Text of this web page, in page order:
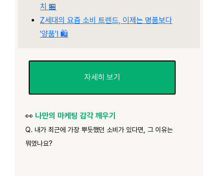
치 🏪
Z세대의 요즘 소비 트렌드, 이제는 명품보다
'양품'! 🛍️
자세히 보기
👀 나만의 마케팅 감각 깨우기
Q. 내가 최근에 가장 뿌듯했던 소비가 있다면, 그 이유는
뭐였나요?